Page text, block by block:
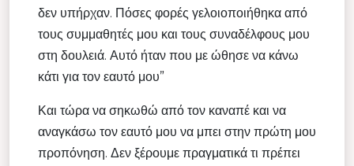
δεν υπήρχαν. Πόσες φορές γελοιοποιήθηκα από
τους συμμαθητές μου και τους συναδέλφους μου
στη δουλειά. Αυτό ήταν που με ώθησε να κάνω
κάτι για τον εαυτό μου”
Και τώρα να σηκωθώ από τον καναπέ και να
αναγκάσω τον εαυτό μου να μπει στην πρώτη μου
προπόνηση. Δεν ξέρουμε πραγματικά τι πρέπει